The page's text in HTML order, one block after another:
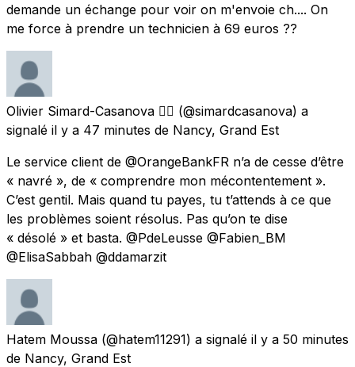
demande un échange pour voir on m'envoie ch.... On
me force à prendre un technicien à 69 euros ??
Olivier Simard-Casanova 🏳️‍🌈 (@simardcasanova) a
signalé il y a 47 minutes de Nancy, Grand Est
Le service client de @OrangeBankFR n’a de cesse d’être
« navré », de « comprendre mon mécontentement ».
C’est gentil. Mais quand tu payes, tu t’attends à ce que
les problèmes soient résolus. Pas qu’on te dise
« désolé » et basta. @PdeLeusse @Fabien_BM
@ElisaSabbah @ddamarzit
Hatem Moussa (@hatem11291) a signalé il y a 50 minutes
de Nancy, Grand Est